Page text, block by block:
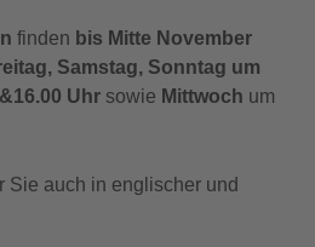
finden bis Mitte November
Samstag, Sonntag um
Uhr sowie Mittwoch um
Sie auch in englischer und